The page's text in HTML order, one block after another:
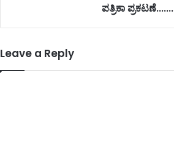
ಪತ್ರಿಕಾ ಪ್ರಕಟಣೆ.......
Leave a Reply